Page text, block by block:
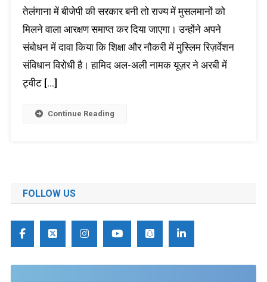
तेलंगाना में बीजेपी की सरकार बनी तो राज्य में मुसलमानों को
मिलने वाला आरक्षण समाप्त कर दिया जाएगा। उन्होंने अपने
संबोधन में दावा किया कि शिक्षा और नौकरी में मुस्लिम रिज़र्वेशन
संविधान विरोधी है। हामिद अल-अली नामक यूज़र ने अरबी में
ट्वीट […]
Continue Reading
FOLLOW US